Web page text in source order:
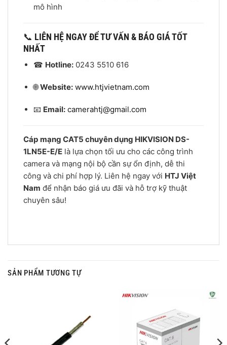
mô hình
📞 LIÊN HỆ NGAY ĐỂ TƯ VẤN & BÁO GIÁ TỐT
NHẤT
☎ Hotline:0243 5510 616
🌐Website: www.htjvietnam.com
📧 Email: camerahtj@gmail.com
Cáp mạng CAT5 chuyên dụng HIKVISION DS-
1LN5E-E/E là lựa chọn tối ưu cho các công trình
camera và mạng nội bộ cần sự ổn định, dễ thi
công và chi phí hợp lý. Liên hệ ngay với HTJ Việt
Nam để nhận báo giá ưu đãi và hỗ trợ kỹ thuật
chuyên sâu!
SẢN PHẨM TƯƠNG TỰ